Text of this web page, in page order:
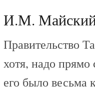
И.М. Майский
Правительство
хотя, надо прямо
его было весьма